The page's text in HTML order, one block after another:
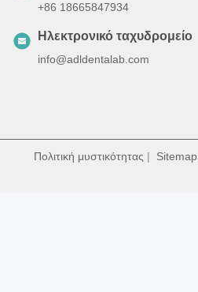
+86 18665847934
Ηλεκτρονικό ταχυδρομείο
info@adldentalab.com
Πολιτική μυστικότητας | Sitemap